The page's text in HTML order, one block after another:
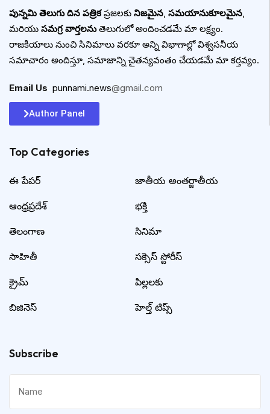
పున్నమి తెలుగు దిన పత్రికప్రజలకు నిజమైన, సమయానుకూలమైన,
మరియు సమగ్ర వార్తలనుతెలుగులో అందించడమే మా లక్ష్యం.
రాజకీయాలు నుంచి సినిమాలు వరకూ అన్ని విభాగాల్లో విశ్వసనీయ
సమాచారం అందిస్తూ, సమాజాన్ని చైతన్యవంతం చేయడమే మా కర్తవ్యం.
Email Us punnami.news@gmail.com
Author Panel
Top Categories​
ఈ పేపర్
ఆంధ్రప్రదేశ్
తెలంగాణ
సాహితీ
క్రైమ్
బిజినెస్
జాతీయ అంతర్జాతీయ
భక్తి
సినిమా
సక్సెస్ స్టోరీస్
పిల్లలకు
హెల్త్ టిప్స్
Subscribe